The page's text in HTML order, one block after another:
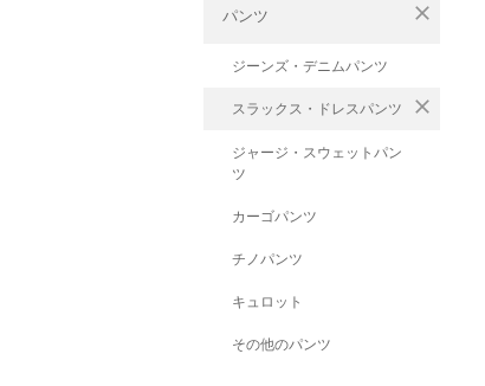
パンツ close
ジーンズ・デニムパンツ
スラックス・ドレスパンツ close
ジャージ・スウェットパン
ツ
カーゴパンツ
チノパンツ
キュロット
その他のパンツ